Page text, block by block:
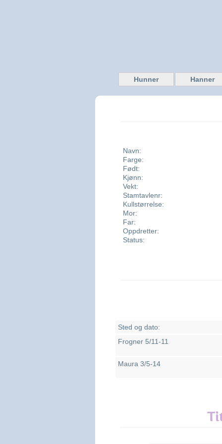
Hunner Hanner
Navn:
Farge:
Født:
Kjønn:
Vekt:
Stamtavlenr:
Kullstørrelse:
Mor:
Far:
Oppdretter:
Status:
Sted og dato:
Frogner 5/11-11
Maura 3/5-14